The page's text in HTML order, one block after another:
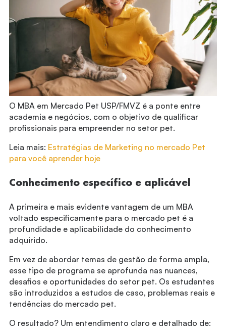
O MBA em Mercado Pet USP/FMVZ é a ponte entre
academia e negócios, com o objetivo de qualificar
profissionais para empreender no setor pet.
Leia mais: Estratégias de Marketing no mercado Pet
para você aprender hoje
Conhecimento específico e aplicável
A primeira e mais evidente vantagem de um MBA
voltado especificamente para o mercado pet é a
profundidade e aplicabilidade do conhecimento
adquirido.
Em vez de abordar temas de gestão de forma ampla,
esse tipo de programa se aprofunda nas nuances,
desafios e oportunidades do setor pet. Os estudantes
são introduzidos a estudos de caso, problemas reais e
tendências do mercado pet.
O resultado? Um entendimento claro e detalhado de: